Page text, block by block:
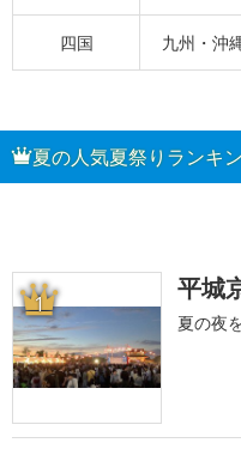
四国 九州・沖
夏の人気夏祭りランキ
1 平城
夏の夜